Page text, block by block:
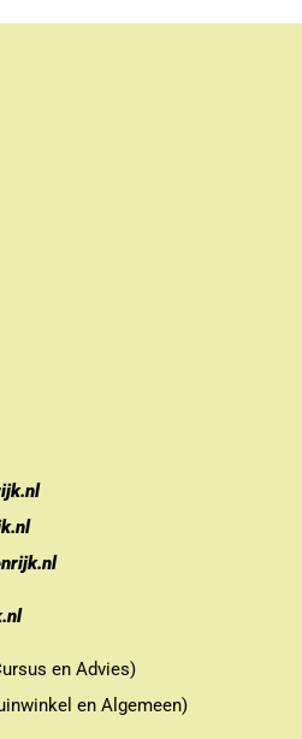
en Advies)
en Algemeen)